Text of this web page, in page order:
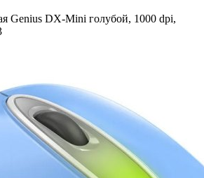
Genius DX-Mini голубой, 1000 dpi,